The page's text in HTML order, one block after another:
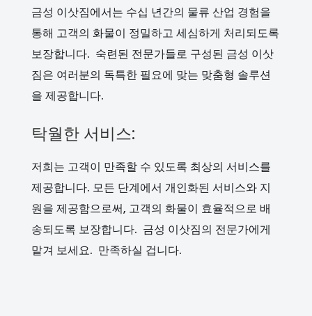
금성 이삿짐에서는 수십 년간의 물류 산업 경험을
통해 고객의 화물이 정밀하고 세심하게 처리되도록
보장합니다. 숙련된 전문가들로 구성된 금성 이삿
짐은 여러분의 독특한 필요에 맞는 맞춤형 솔루션
을 제공합니다.
탁월한 서비스:
저희는 고객이 만족할 수 있도록 최상의 서비스를
제공합니다. 모든 단계에서 개인화된 서비스와 지
원을 제공함으로써, 고객의 화물이 효율적으로 배
송되도록 보장합니다. 금성 이삿짐의 전문가에게
맡겨 보세요. 만족하실 겁니다.